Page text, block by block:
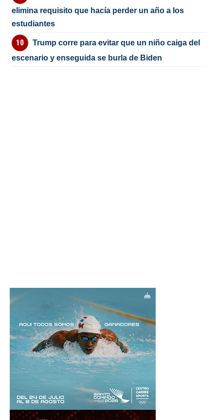
elimina requisito que hacía perder un año a los
estudiantes
Trump corre para evitar que un niño caiga del
escenario y enseguida se burla de Biden